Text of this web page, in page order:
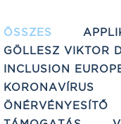
ÖSSZES
GÖLLESZ VIKTOR
INCLUSION
KORONAVÍRUS
ÖNÉRVÉNYESÍTŐ